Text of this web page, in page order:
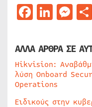
Facebook
ΑΛΛΑ ΑΡΘΡΑ ΣΕ
Hikvision:
λύση Onboard
Operations
Ειδικούς στην